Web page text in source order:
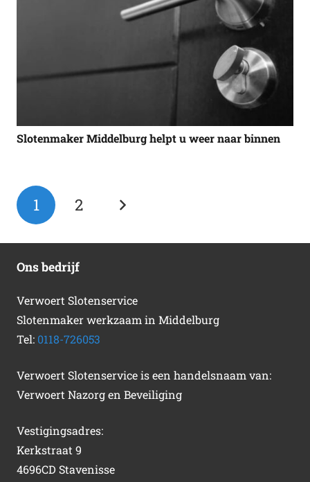
Slotenmaker Middelburg helpt u weer naar binnen
1 2
Ons bedrijf
Verwoert Slotenservice
Slotenmaker werkzaam in Middelburg
Tel: 0118-726053
Verwoert Slotenservice is een handelsnaam van:
Verwoert Nazorg en Beveiliging
Vestigingsadres:
Kerkstraat 9
4696CD Stavenisse